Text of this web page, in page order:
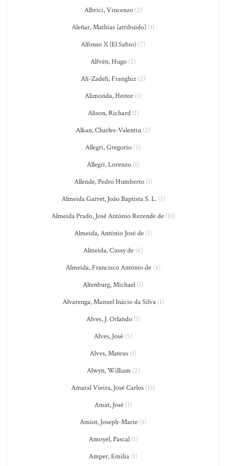
Albrici, Vincenzo(2)
Aleñar, Mathías (atribuido) (1)
Alfonso X (El Sabio) (7)
Alfvén, Hugo (2)
Ali-Zadeh, Franghiz (2)
Alimonda, Heitor (1)
Alison, Richard(1)
Alkan, Charles-Valentin (2)
Allegri, Gregorio (5)
Allegri, Lorenzo (1)
Allende, Pedro Humberto(1)
Almeida Garret, João Baptista S. L.(1)
Almeida Prado, José Antônio Rezende de (11)
Almeida, Antônio José de (1)
Almeida, Cussy de (6)
Almeida, Francisco António de (4)
Altenburg, Michael (1)
Alvarenga, Manuel Inácio da Silva(1)
Alves, J. Orlando(1)
Alves, José (5)
Alves, Mateus (1)
Alwyn, William(2)
Amaral Vieira, José Carlos (13)
Amat, José (1)
Amiot, Joseph-Marie (3)
Amoyel, Pascal(1)
Amper, Emilia (1)